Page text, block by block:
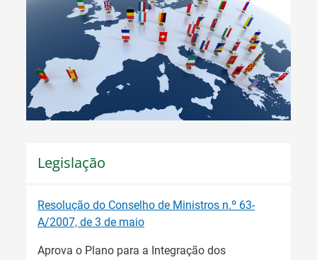
Legislação
Resolução do Conselho de Ministros n.º 63-
A/2007, de 3 de maio
Aprova o Plano para a Integração dos